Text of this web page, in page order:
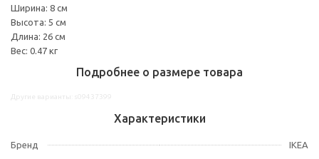
Ширина: 8 см
Высота: 5 см
Длина: 26 см
Вес: 0.47 кг
Подробнее о размере товара
Характеристики
Бренд IKEA